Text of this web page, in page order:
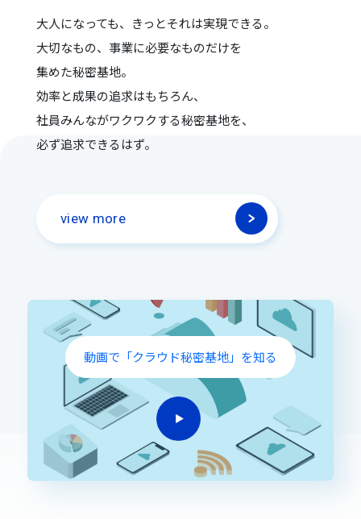
大人になっても、きっとそれは実現できる。
大切なもの、事業に必要なものだけを
集めた秘密基地。
効率と成果の追求はもちろん、
社員みんながワクワクする秘密基地を、
必ず追求できるはず。
view more
動画で「クラウド秘密基地」を知る